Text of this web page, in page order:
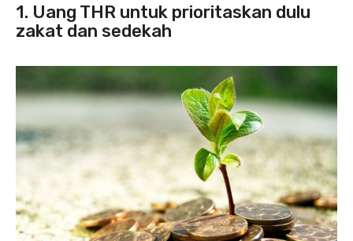
1. Uang THR untuk prioritaskan dulu
zakat dan sedekah